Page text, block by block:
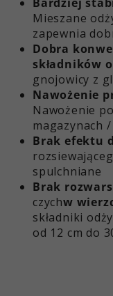
Mieszane
zapewnia
Dobra
składników
gnojowicy z
Nawożenie
Nawożenie
magazynach
Brak efektu
spulchniane
Brak
czychw
składniki
od 12 cm do